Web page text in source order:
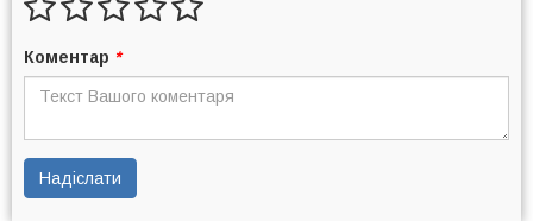
Коментар *
Надіслати